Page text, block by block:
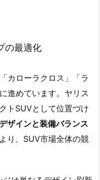
の最適化
カローラクロス」「ラ
進めています。ヤリス
トSUVとして位置づけ
ザインと装備バランス
り、SUV市場全体の競